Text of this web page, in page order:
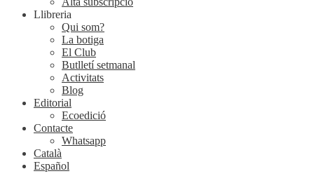
Llibreria
Qui som?
La botiga
El Club
Butlletí setmanal
Activitats
Blog
Editorial
Ecoedició
Contacte
Whatsapp
Català
Español